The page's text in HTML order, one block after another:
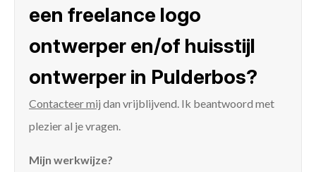
een freelance logo
ontwerper en/of huisstijl
ontwerper in Pulderbos?
Contacteer mij dan vrijblijvend. Ik beantwoord met
plezier al je vragen.
Mijn werkwijze?